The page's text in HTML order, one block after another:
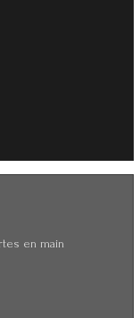
en main